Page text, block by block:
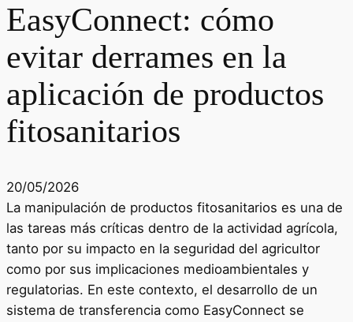
EasyConnect: cómo
evitar derrames en la
aplicación de productos
fitosanitarios
20/05/2026
La manipulación de productos fitosanitarios es una de
las tareas más críticas dentro de la actividad agrícola,
tanto por su impacto en la seguridad del agricultor
como por sus implicaciones medioambientales y
regulatorias. En este contexto, el desarrollo de un
sistema de transferencia como EasyConnect se